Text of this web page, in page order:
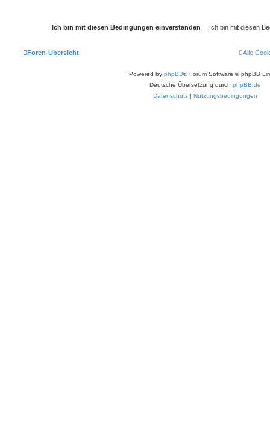
Foren-Übersicht Alle
Powered by phpBB® Forum Software © phpBB
Deutsche Übersetzung durch phpBB.de
Datenschutz | Nutzungsbedingungen